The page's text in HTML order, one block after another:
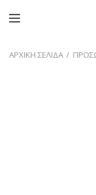
ΑΡΧΙΚΉ ΣΕΛΊΔΑ